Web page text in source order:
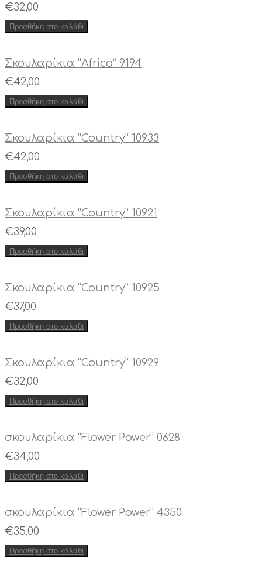
€32,00
Προσθήκη στο καλάθι
Σκουλαρίκια “Africa” 9194
€42,00
Προσθήκη στο καλάθι
Σκουλαρίκια “Country” 10933
€42,00
Προσθήκη στο καλάθι
Σκουλαρίκια “Country” 10921
€39,00
Προσθήκη στο καλάθι
Σκουλαρίκια “Country” 10925
€37,00
Προσθήκη στο καλάθι
Σκουλαρίκια “Country” 10929
€32,00
Προσθήκη στο καλάθι
σκουλαρίκια “Flower Power” 0628
€34,00
Προσθήκη στο καλάθι
σκουλαρίκια “Flower Power” 4350
€35,00
Προσθήκη στο καλάθι